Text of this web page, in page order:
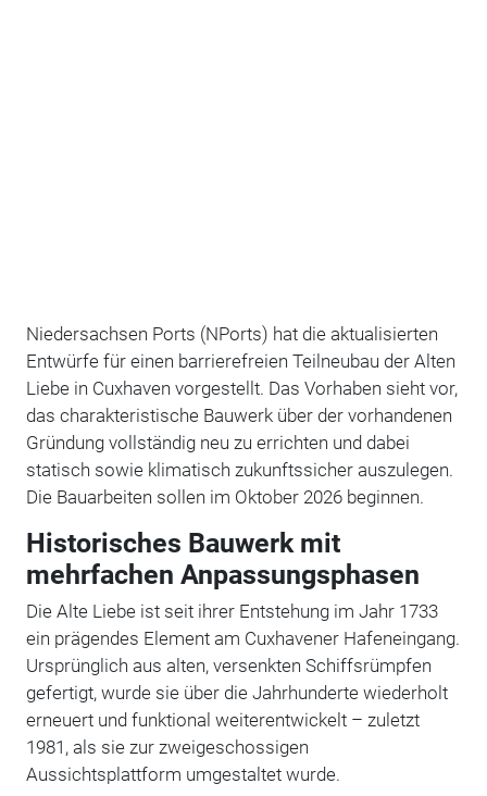
Niedersachsen Ports (NPorts) hat die aktualisierten
Entwürfe für einen barrierefreien Teilneubau der Alten
Liebe in Cuxhaven vorgestellt. Das Vorhaben sieht vor,
das charakteristische Bauwerk über der vorhandenen
Gründung vollständig neu zu errichten und dabei
statisch sowie klimatisch zukunftssicher auszulegen.
Die Bauarbeiten sollen im Oktober 2026 beginnen.
Historisches Bauwerk mit
mehrfachen Anpassungsphasen
Die Alte Liebe ist seit ihrer Entstehung im Jahr 1733
ein prägendes Element am Cuxhavener Hafeneingang.
Ursprünglich aus alten, versenkten Schiffsrümpfen
gefertigt, wurde sie über die Jahrhunderte wiederholt
erneuert und funktional weiterentwickelt – zuletzt
1981, als sie zur zweigeschossigen
Aussichtsplattform umgestaltet wurde.